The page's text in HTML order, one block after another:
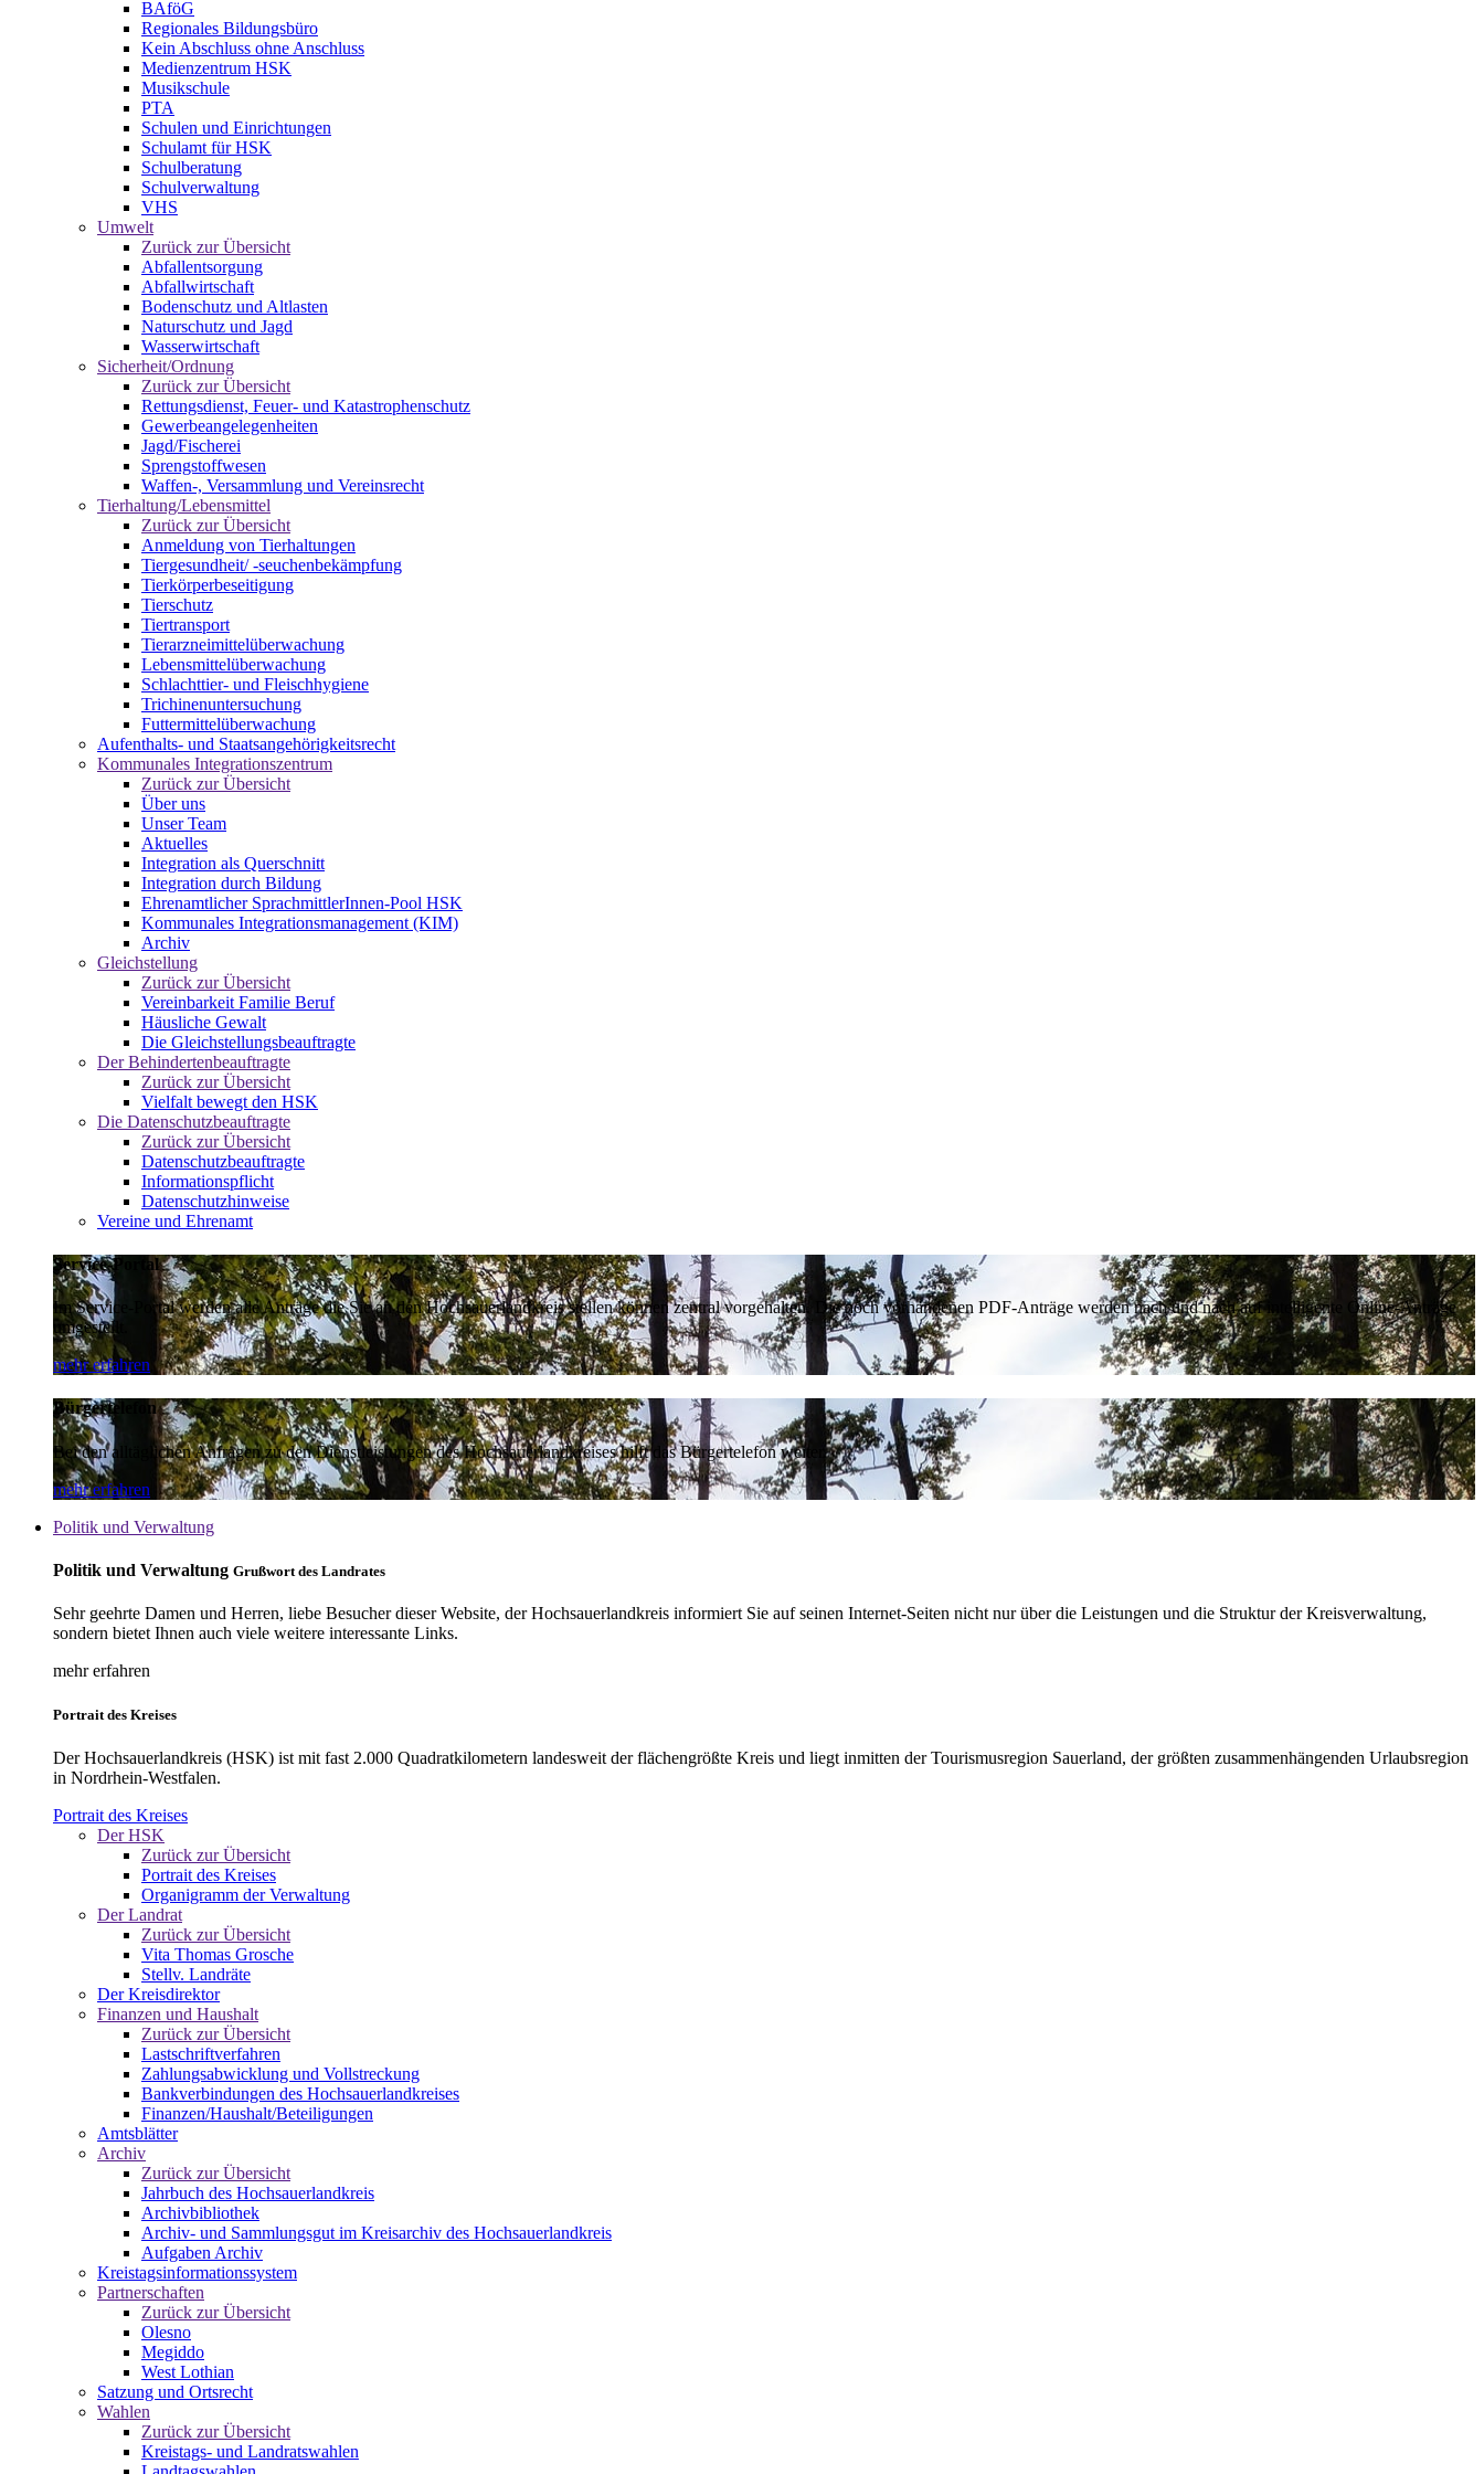
BAföG
Regionales Bildungsbüro
Kein Abschluss ohne Anschluss
Medienzentrum HSK
Musikschule
PTA
Schulen und Einrichtungen
Schulamt für HSK
Schulberatung
Schulverwaltung
VHS
Umwelt
Zurück zur Übersicht
Abfallentsorgung
Abfallwirtschaft
Bodenschutz und Altlasten
Naturschutz und Jagd
Wasserwirtschaft
Sicherheit/Ordnung
Zurück zur Übersicht
Rettungsdienst, Feuer- und Katastrophenschutz
Gewerbeangelegenheiten
Jagd/Fischerei
Sprengstoffwesen
Waffen-, Versammlung und Vereinsrecht
Tierhaltung/Lebensmittel
Zurück zur Übersicht
Anmeldung von Tierhaltungen
Tiergesundheit/ -seuchenbekämpfung
Tierkörperbeseitigung
Tierschutz
Tiertransport
Tierarzneimittelüberwachung
Lebensmittelüberwachung
Schlachttier- und Fleischhygiene
Trichinenuntersuchung
Futtermittelüberwachung
Aufenthalts- und Staatsangehörigkeitsrecht
Kommunales Integrationszentrum
Zurück zur Übersicht
Über uns
Unser Team
Aktuelles
Integration als Querschnitt
Integration durch Bildung
Ehrenamtlicher SprachmittlerInnen-Pool HSK
Kommunales Integrationsmanagement (KIM)
Archiv
Gleichstellung
Zurück zur Übersicht
Vereinbarkeit Familie Beruf
Häusliche Gewalt
Die Gleichstellungsbeauftragte
Der Behindertenbeauftragte
Zurück zur Übersicht
Vielfalt bewegt den HSK
Die Datenschutzbeauftragte
Zurück zur Übersicht
Datenschutzbeauftragte
Informationspflicht
Datenschutzhinweise
Vereine und Ehrenamt
Service-Portal
Im Service-Portal werden alle Anträge die Sie an den Hochsauerlandkreis stellen können zentral vorgehalten. Die noch vorhandenen PDF-Anträge werden nach und nach auf intelligente Online-Anträge
umgestellt.
mehr erfahren
Bürgertelefon
Bei den alltäglichen Anfragen zu den Dienstleistungen des Hochsauerlandkreises hilft das Bürgertelefon weiter.
mehr erfahren
Politik und Verwaltung
Politik und Verwaltung Grußwort des Landrates
Sehr geehrte Damen und Herren, liebe Besucher dieser Website, der Hochsauerlandkreis informiert Sie auf seinen Internet-Seiten nicht nur über die Leistungen und die Struktur der Kreisverwaltung,
sondern bietet Ihnen auch viele weitere interessante Links.
mehr erfahren
Portrait des Kreises
Der Hochsauerlandkreis (HSK) ist mit fast 2.000 Quadratkilometern landesweit der flächengrößte Kreis und liegt inmitten der Tourismusregion Sauerland, der größten zusammenhängenden Urlaubsregion
in Nordrhein-Westfalen.
Portrait des Kreises
Der HSK
Zurück zur Übersicht
Portrait des Kreises
Organigramm der Verwaltung
Der Landrat
Zurück zur Übersicht
Vita Thomas Grosche
Stellv. Landräte
Der Kreisdirektor
Finanzen und Haushalt
Zurück zur Übersicht
Lastschriftverfahren
Zahlungsabwicklung und Vollstreckung
Bankverbindungen des Hochsauerlandkreises
Finanzen/Haushalt/Beteiligungen
Amtsblätter
Archiv
Zurück zur Übersicht
Jahrbuch des Hochsauerlandkreis
Archivbibliothek
Archiv- und Sammlungsgut im Kreisarchiv des Hochsauerlandkreis
Aufgaben Archiv
Kreistagsinformationssystem
Partnerschaften
Zurück zur Übersicht
Olesno
Megiddo
West Lothian
Satzung und Ortsrecht
Wahlen
Zurück zur Übersicht
Kreistags- und Landratswahlen